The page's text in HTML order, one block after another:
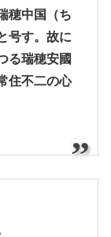
穂中国（ち
号す。故に
る瑞穂安國
住不二の心